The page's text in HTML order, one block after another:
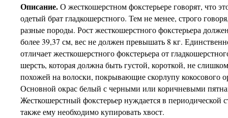
Описание.О жесткошерстном фокстерьере говорят, что
одетый брат гладкошерстного. Тем не менее, строго
разные породы. Рост жесткошерстного фокстерьера
более 39,37 см, вес не должен превышать 8 кг.
отличает жесткошерстного фокстерьера от
шерсть, которая должна быть густой, короткой, не
похожей на волоски, покрывающие скорлупу кокосового
Основной окрас белый с черными или коричневыми
Жесткошерстный фокстерьер нуждается в периодической
также ему необходимо купировать хвост.